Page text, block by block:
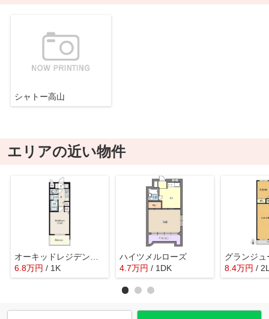
シャトー高山
エリアの近い物件
オーキッドレジデンス塚本
6.8万円 / 1K
ハイツメルローズ
4.7万円 / 1DK
グランジュ
8.4万円 /